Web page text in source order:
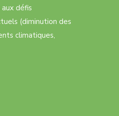
défis
(diminution des
climatiques,